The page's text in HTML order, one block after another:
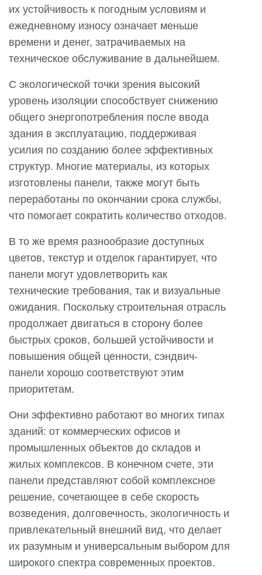
их устойчивость к погодным условиям и
ежедневному износу означает меньше
времени и денег, затрачиваемых на
техническое обслуживание в дальнейшем.
С экологической точки зрения высокий
уровень изоляции способствует снижению
общего энергопотребления после ввода
здания в эксплуатацию, поддерживая
усилия по созданию более эффективных
структур. Многие материалы, из которых
изготовлены панели, также могут быть
переработаны по окончании срока службы,
что помогает сократить количество отходов.
В то же время разнообразие доступных
цветов, текстур и отделок гарантирует, что
панели могут удовлетворить как
технические требования, так и визуальные
ожидания. Поскольку строительная отрасль
продолжает двигаться в сторону более
быстрых сроков, большей устойчивости и
повышения общей ценности, сэндвич-
панели хорошо соответствуют этим
приоритетам.
Они эффективно работают во многих типах
зданий: от коммерческих офисов и
промышленных объектов до складов и
жилых комплексов. В конечном счете, эти
панели представляют собой комплексное
решение, сочетающее в себе скорость
возведения, долговечность, экологичность и
привлекательный внешний вид, что делает
их разумным и универсальным выбором для
широкого спектра современных проектов.